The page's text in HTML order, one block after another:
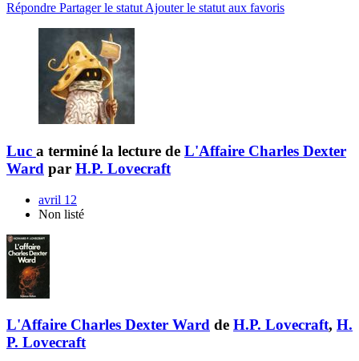
Répondre Partager le statut Ajouter le statut aux favoris
Luc a terminé la lecture de L'Affaire Charles Dexter
Ward par H.P. Lovecraft
avril 12
Non listé
L'Affaire Charles Dexter Ward de H.P. Lovecraft, H.
P. Lovecraft